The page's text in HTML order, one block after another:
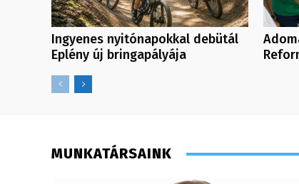
Ingyenes nyitónapokkal debütál
Eplény új bringapályája
MUNKATÁRSAINK